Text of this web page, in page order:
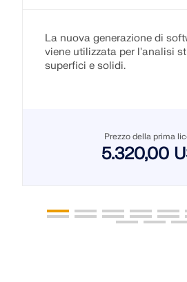
La nuova generazione di
viene utilizzata per l'analisi
superfici e solidi.
Prezzo della prima
5.320,00